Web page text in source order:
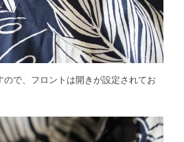
で、フロントは開きが設定されてお